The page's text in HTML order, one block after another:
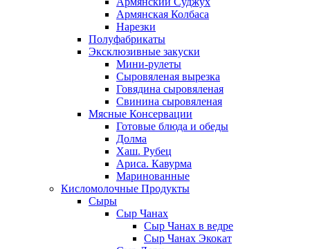
Армянская Колбаса
Нарезки
Полуфабрикаты
Эксклюзивные закуски
Мини-рулеты
Сыровяленая вырезка
Говядина сыровяленая
Свинина сыровяленая
Мясные Консервации
Готовые блюда и обеды
Долма
Хаш. Рубец
Ариса. Кавурма
Маринованные
Кисломолочные Продукты
Сыры
Сыр Чанах
Сыр Чанах в ведре
Сыр Чанах Экокат